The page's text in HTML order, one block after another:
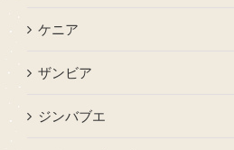
ケニア
ザンビア
ジンバブエ